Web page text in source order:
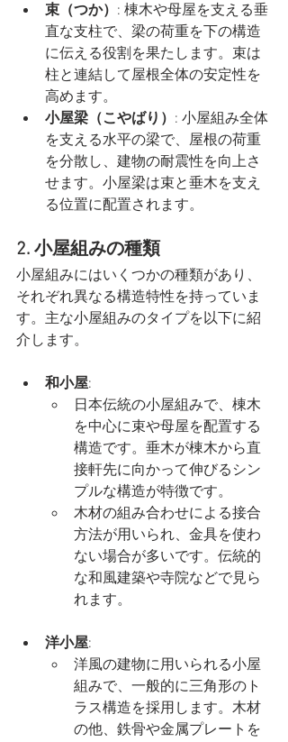
束（つか） : 棟木や母屋を支える垂
直な支柱で、梁の荷重を下の構造
に伝える役割を果たします。束は
柱と連結して屋根全体の安定性を
高めます。
小屋梁（こやばり） : 小屋組み全体
を支える水平の梁で、屋根の荷重
を分散し、建物の耐震性を向上さ
せます。小屋梁は束と垂木を支え
る位置に配置されます。
2. 小屋組みの種類
小屋組みにはいくつかの種類があり、
それぞれ異なる構造特性を持っていま
す。主な小屋組みのタイプを以下に紹
介します。
和小屋:
日本伝統の小屋組みで、棟木
を中心に束や母屋を配置する
構造です。垂木が棟木から直
接軒先に向かって伸びるシン
プルな構造が特徴です。
木材の組み合わせによる接合
方法が用いられ、金具を使わ
ない場合が多いです。伝統的
な和風建築や寺院などで見ら
れます。
洋小屋:
洋風の建物に用いられる小屋
組みで、一般的に三角形のト
ラス構造を採用します。木材
の他、鉄骨や金属プレートを